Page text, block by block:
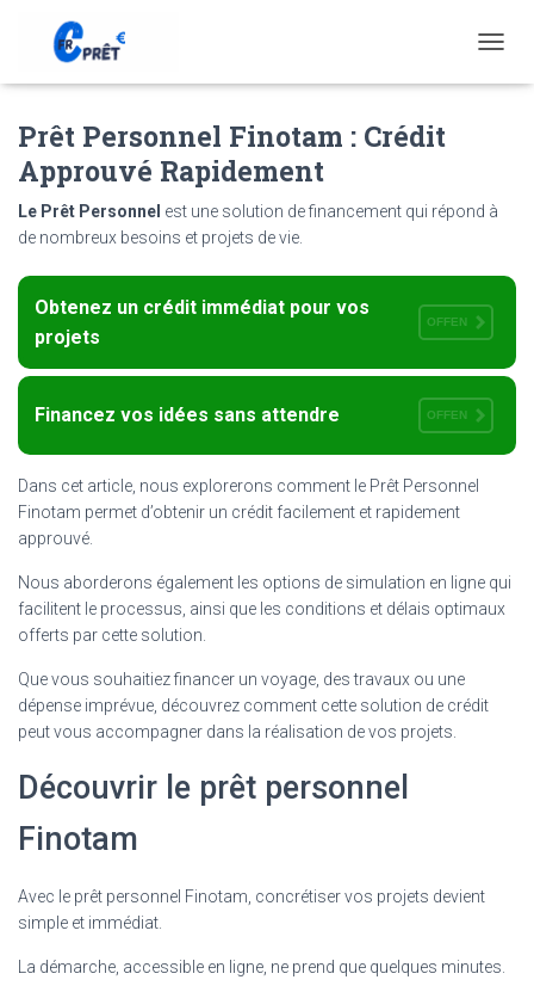
O
A
A
O
N
Prêt Personnel Finotam : Crédit
Approuvé Rapidement
Le Prêt Personnel est une solution de financement qui répond à
de nombreux besoins et projets de vie.
Obtenez un crédit immédiat pour vos
projets
OFFEN
Financez vos idées sans attendre OFFEN
Dans cet article, nous explorerons comment le Prêt Personnel
Finotam permet d’obtenir un crédit facilement et rapidement
approuvé.
Nous aborderons également les options de simulation en ligne qui
facilitent le processus, ainsi que les conditions et délais optimaux
offerts par cette solution.
Que vous souhaitiez financer un voyage, des travaux ou une
dépense imprévue, découvrez comment cette solution de crédit
peut vous accompagner dans la réalisation de vos projets.
Découvrir le prêt personnel
Finotam
Avec le prêt personnel Finotam, concrétiser vos projets devient
simple et immédiat.
La démarche, accessible en ligne, ne prend que quelques minutes.